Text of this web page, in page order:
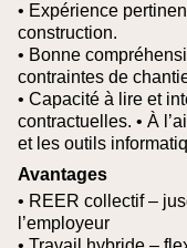
• Expérience
construction.
• Bonne
contraintes de
• Capacité à lire et
contractuelles. • À
et les outils
Avantages
• REER collectif –
l’employeur